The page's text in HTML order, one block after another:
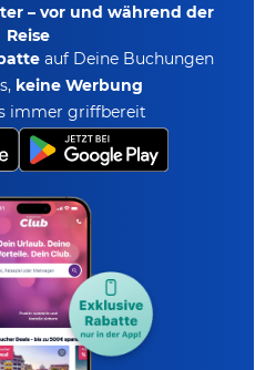
– vor und während der
Reise
auf Deine Buchungen
keine Werbung
immer griffbereit